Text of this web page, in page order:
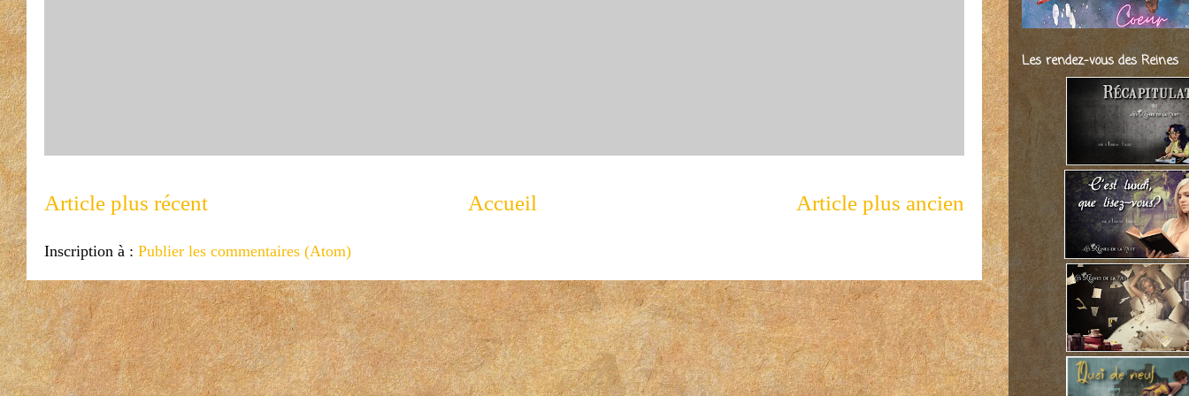
Article plus récent Article plus ancien
Accueil
Inscription à : Publier les commentaires (Atom)
Les rendez-vous des Reines